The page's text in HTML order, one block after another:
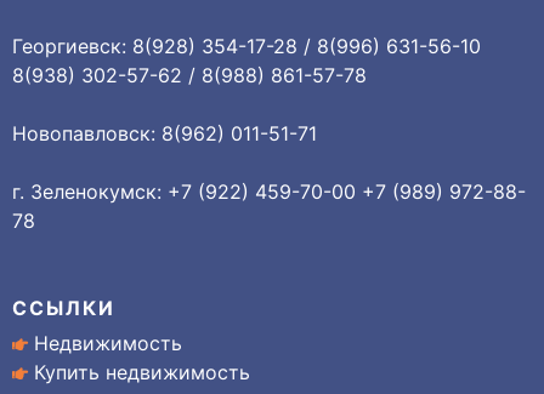
Георгиевск: 8(928) 354-17-28 / 8(996) 631-56-10
8(938) 302-57-62 / 8(988) 861-57-78
Новопавловск: 8(962) 011-51-71
г. Зеленокумск: +7 (922) 459-70-00 +7 (989) 972-88-
78
ССЫЛКИ
Недвижимость
Купить недвижимость